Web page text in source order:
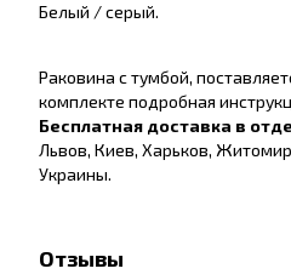
Белый / серый.
Раковина с тумбой,
комплекте подробная
Бесплатная доставка в
Львов, Киев, Харьков,
Украины.
Отзывы